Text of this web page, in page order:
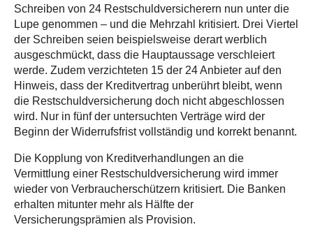
Schreiben von 24 Restschuldversicherern nun unter die
Lupe genommen – und die Mehrzahl kritisiert. Drei Viertel
der Schreiben seien beispielsweise derart werblich
ausgeschmückt, dass die Hauptaussage verschleiert
werde. Zudem verzichteten 15 der 24 Anbieter auf den
Hinweis, dass der Kreditvertrag unberührt bleibt, wenn
die Restschuldversicherung doch nicht abgeschlossen
wird. Nur in fünf der untersuchten Verträge wird der
Beginn der Widerrufsfrist vollständig und korrekt benannt.
Die Kopplung von Kreditverhandlungen an die
Vermittlung einer Restschuldversicherung wird immer
wieder von Verbraucherschützern kritisiert. Die Banken
erhalten mitunter mehr als Hälfte der
Versicherungsprämien als Provision.